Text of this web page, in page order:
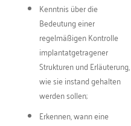
Kenntnis über die
Bedeutung einer
regelmäßigen Kontrolle
implantatgetragener
Strukturen und Erläuterung,
wie sie instand gehalten
werden sollen;
Erkennen, wann eine